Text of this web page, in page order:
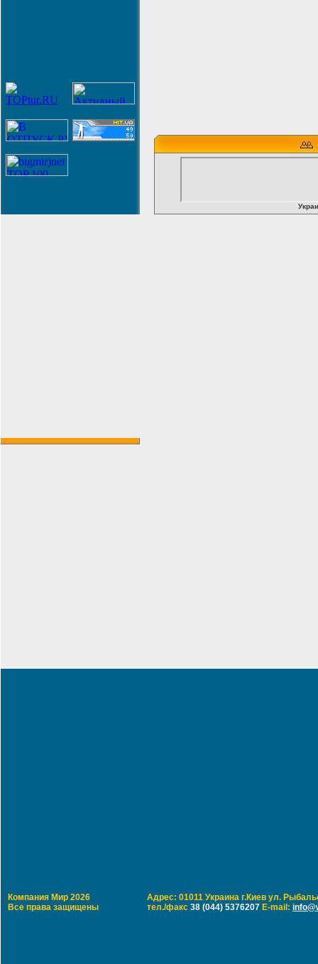
Компания Мир 2026
Все права защищены
Адрес: 01011 Украина г.Киев ул.
тел./факс 38 (044) 5376207 E-mail: